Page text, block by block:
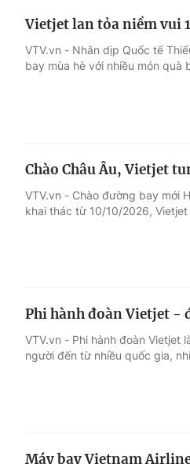
Điện ảnh
Âm nhạc
Sao
Vietjet lan tỏa niềm vui
VTV.vn - Nhân dịp Quốc tế
bay mùa hè với nhiều món
Chào Châu Âu, Vietjet
VTV.vn - Chào đường bay mới
khai thác từ 10/10/2026,
Phi hành đoàn Vietjet -
VTV.vn - Phi hành đoàn
người đến từ nhiều quốc gia,
Máy bay Vietnam